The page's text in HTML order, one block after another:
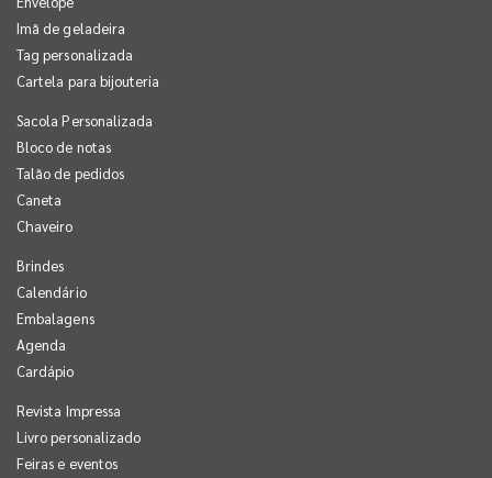
Imã de geladeira
Tag personalizada
Cartela para bijouteria
Sacola Personalizada
Bloco de notas
Talão de pedidos
Caneta
Chaveiro
Brindes
Calendário
Embalagens
Agenda
Cardápio
Revista Impressa
Livro personalizado
Feiras e eventos